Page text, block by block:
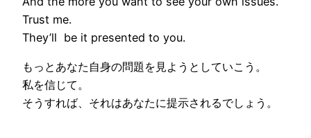
Trust me.
They’ll be it presented to you.
もっとあなた自身の問題を見ようとしていこう。
私を信じて。
そうすれば、それはあなたに提示されるでしょう。